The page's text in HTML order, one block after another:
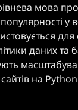
мова
у
для
даних та
на